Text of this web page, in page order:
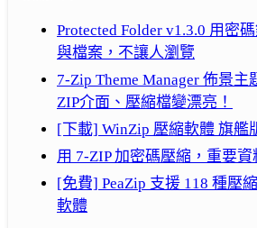
Protected Folder v1.3.0 用密
與檔案，不讓人瀏覽
7-Zip Theme Manager 佈景
ZIP介面、壓縮檔變漂亮！
[下載] WinZip 壓縮軟體 旗艦
用 7-ZIP 加密碼壓縮，重要資
[免費] PeaZip 支援 118 種壓
軟體